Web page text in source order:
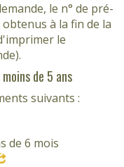
le n° de pré-
à la fin de la
le
de 5 ans
suivants :
de 6 mois